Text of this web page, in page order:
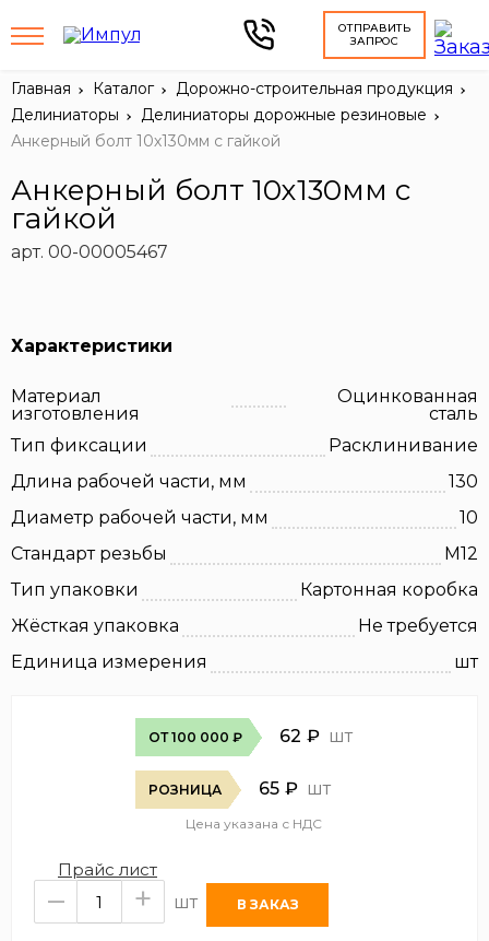
ОТПРАВИТЬ
ЗАПРОС
Главная Каталог
Дорожно-строительная продукция
Делиниаторы
Делиниаторы дорожные резиновые
Анкерный болт 10х130мм с гайкой
Анкерный болт 10х130мм с
гайкой
арт. 00-00005467
Характеристики
Материал
изготовления
Оцинкованная
сталь
Тип фиксации
Расклинивание
Длина рабочей части, мм
130
Диаметр рабочей части, мм
10
Стандарт резьбы
М12
Тип упаковки
Картонная коробка
Жёсткая упаковка
Не требуется
Единица измерения
шт
ОТ 100 000 ₽ 62 ₽ шт
РОЗНИЦА 65 ₽ шт
Цена указана с НДС
Прайс лист
– + шт